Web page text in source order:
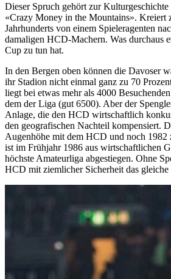
Dieser Spruch gehört zur Kulturgeschichte
«Crazy Money in the Mountains». Kreiert
Jahrhunderts von einem Spieleragenten
damaligen HCD-Machern. Was durchaus
Cup zu tun hat.
In den Bergen oben können die Davoser
ihr Stadion nicht einmal ganz zu 70
liegt bei etwas mehr als 4000
dem der Liga (gut 6500). Aber der
Anlage, die den HCD wirtschaftlich
den geografischen Nachteil kompensiert.
Augenhöhe mit dem HCD und noch 1982
ist im Frühjahr 1986 aus wirtschaftlichen
höchste Amateurliga abgestiegen. Ohne
HCD mit ziemlicher Sicherheit das gleiche